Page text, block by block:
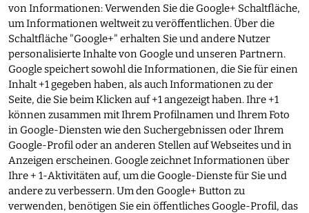
von Informationen: Verwenden Sie die Google+ Schaltfläche,
um Informationen weltweit zu veröffentlichen. Über die
Schaltfläche "Google+" erhalten Sie und andere Nutzer
personalisierte Inhalte von Google und unseren Partnern.
Google speichert sowohl die Informationen, die Sie für einen
Inhalt +1 gegeben haben, als auch Informationen zu der
Seite, die Sie beim Klicken auf +1 angezeigt haben. Ihre +1
können zusammen mit Ihrem Profilnamen und Ihrem Foto
in Google-Diensten wie den Suchergebnissen oder Ihrem
Google-Profil oder an anderen Stellen auf Webseites und in
Anzeigen erscheinen. Google zeichnet Informationen über
Ihre + 1-Aktivitäten auf, um die Google-Dienste für Sie und
andere zu verbessern. Um den Google+ Button zu
verwenden, benötigen Sie ein öffentliches Google-Profil, das